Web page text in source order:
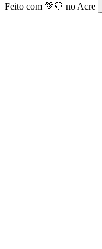
Feito com 💚💛 no Acre